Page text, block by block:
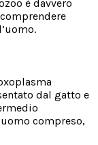
è davvero
dal gatto e
compreso,